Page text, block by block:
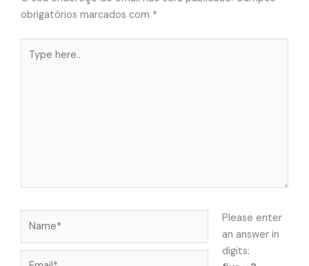
obrigatórios marcados com *
here..
Please enter
an answer in
digits: